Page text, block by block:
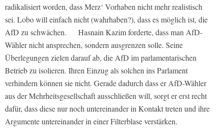
radikalisiert worden, dass Merz‘ Vorhaben nicht mehr realistisch
sei. Lobo will einfach nicht (wahrhaben?), dass es möglich ist, die
AfD zu schwächen. Hasnain Kazim forderte, dass man AfD-
Wähler nicht ansprechen, sondern ausgrenzen solle. Seine
Überlegungen zielen darauf ab, die AfD im parlamentarischen
Betrieb zu isolieren. Ihren Einzug als solchen ins Parlament
verhindern können sie nicht. Gerade dadurch dass er AfD-Wähler
aus der Mehrheitsgesellschaft ausschließen will, sorgt er erst recht
dafür, dass diese nur noch untereinander in Kontakt treten und ihre
Argumente untereinander in einer Filterblase verstärken.